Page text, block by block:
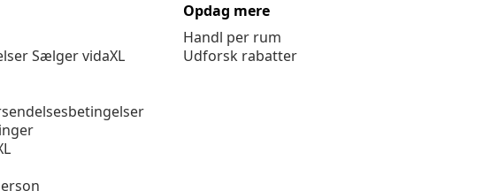
Sælger vidaXL
Opdag mere
Handl per rum
Udforsk rabatter